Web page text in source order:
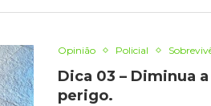
Opinião Policial
Dica 03 – Diminua
perigo.